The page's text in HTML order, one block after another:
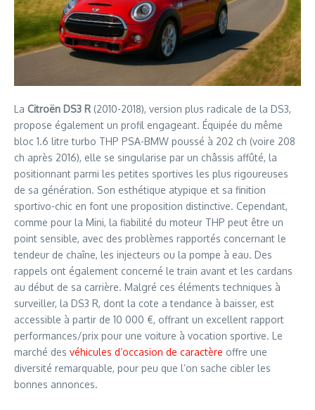
La Citroën DS3 R (2010-2018), version plus radicale de la DS3,
propose également un profil engageant. Équipée du même
bloc 1.6 litre turbo THP PSA-BMW poussé à 202 ch (voire 208
ch après 2016), elle se singularise par un châssis affûté, la
positionnant parmi les petites sportives les plus rigoureuses
de sa génération. Son esthétique atypique et sa finition
sportivo-chic en font une proposition distinctive. Cependant,
comme pour la Mini, la fiabilité du moteur THP peut être un
point sensible, avec des problèmes rapportés concernant le
tendeur de chaîne, les injecteurs ou la pompe à eau. Des
rappels ont également concerné le train avant et les cardans
au début de sa carrière. Malgré ces éléments techniques à
surveiller, la DS3 R, dont la cote a tendance à baisser, est
accessible à partir de 10 000 €, offrant un excellent rapport
performances/prix pour une voiture à vocation sportive. Le
marché des véhicules d’occasion de caractère offre une
diversité remarquable, pour peu que l’on sache cibler les
bonnes annonces.